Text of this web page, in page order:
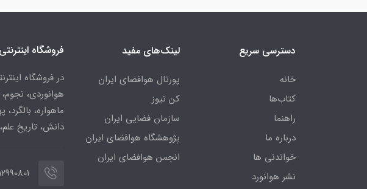
دسترسی سریع
خانه
کتاب‌ها
راهنما
درباره ما
خواندنی ها
نشر هوانورد
لینک‌های مفید
پورتال هوافضای ایران
کن نیوز
سازمان فضایی ایران
پژوهشگاه هوافضای ایران
انجمن هوافضای ایران
فروشگاه
در فروشگاه
هوانوردی،
ماهواره،
دانش، تاریخ